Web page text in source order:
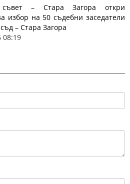
– Стара Загора откри
избор на 50 съдебни заседатели
– Стара Загора
08:19